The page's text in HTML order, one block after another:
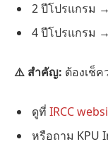
2 ปีโปรแกรม →
4 ปีโปรแกรม →
⚠️ สำคัญ: ต้องเช็ค
ดูที่ IRCC
หรือถาม KPU